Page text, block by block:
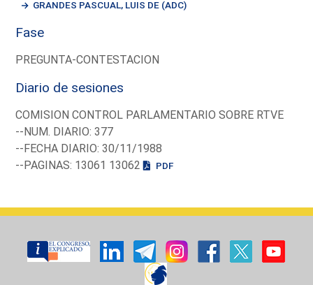
GRANDES PASCUAL, LUIS DE (ADC)
Fase
PREGUNTA-CONTESTACION
Diario de sesiones
COMISION CONTROL PARLAMENTARIO SOBRE RTVE
--NUM. DIARIO: 377
--FECHA DIARIO: 30/11/1988
--PAGINAS: 13061 13062
PDF